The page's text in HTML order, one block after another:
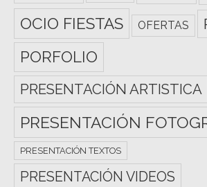
OCIO FIESTAS OFERTAS
PORFOLIO
PRESENTACIÓN ARTISTICA
PRESENTACIÓN
PRESENTACIÓN TEXTOS
PRESENTACIÓN VIDEOS